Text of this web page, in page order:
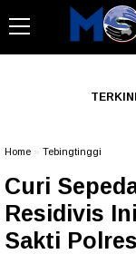
TERKINI
Home Tebingtinggi
Curi
Residivis
Sakti